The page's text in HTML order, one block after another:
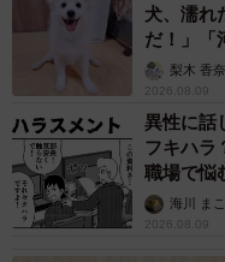
犬、濡
だ！」「
梨木 香奈
2026.08.09
異性に話
フキハラ
職場で悩
海川 ま
2026.08.09